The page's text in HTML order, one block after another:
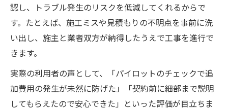
認し、トラブル発生のリスクを低減してくれるからで
す。たとえば、施工ミスや見積もりの不明点を事前に洗
い出し、施主と業者双方が納得したうえで工事を進行で
きます。
実際の利用者の声として、「パイロットのチェックで追
加費用の発生が未然に防げた」「契約前に細部まで説明
してもらえたので安心できた」といった評価が目立ちま